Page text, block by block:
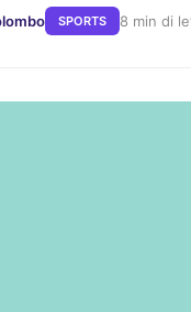
SPORTS 8 min di